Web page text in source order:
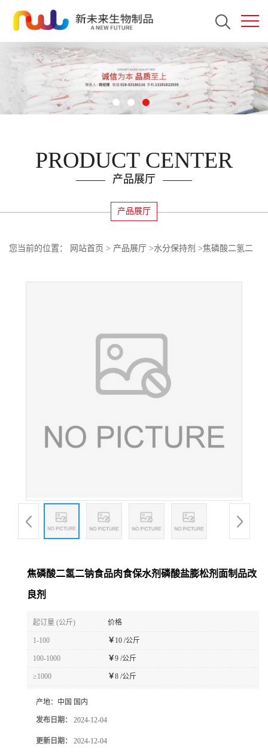
PRODUCT CENTER
产品展厅
产品展厅
您当前的位置： 网站首页 > 产品展厅 >水分保持剂 >焦磷酸二氢二
焦磷酸二氢二钠食品肉食保水剂磷酸盐膨松剂面制品改
良剂
起订量 (公斤) 价格
1-100 ￥ 10 /公斤
100-1000 ￥9 /公斤
≥1000 ￥8 /公斤
产地： 中国 国内
发布日期： 2024-12-04
更新日期： 2024-12-04